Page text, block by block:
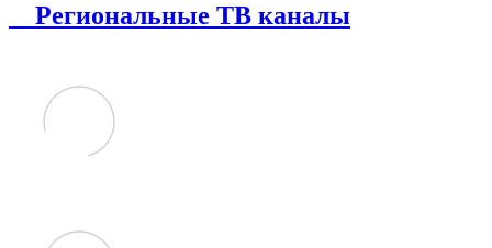
Региональные ТВ каналы